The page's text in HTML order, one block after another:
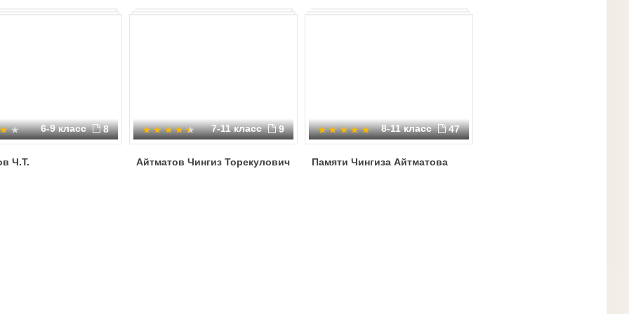
6-9 класс 8
Ч.Т.
7-11 класс 9
Айтматов Чингиз Торекулович
8-11 класс 47
Памяти Чингиза Айтматова